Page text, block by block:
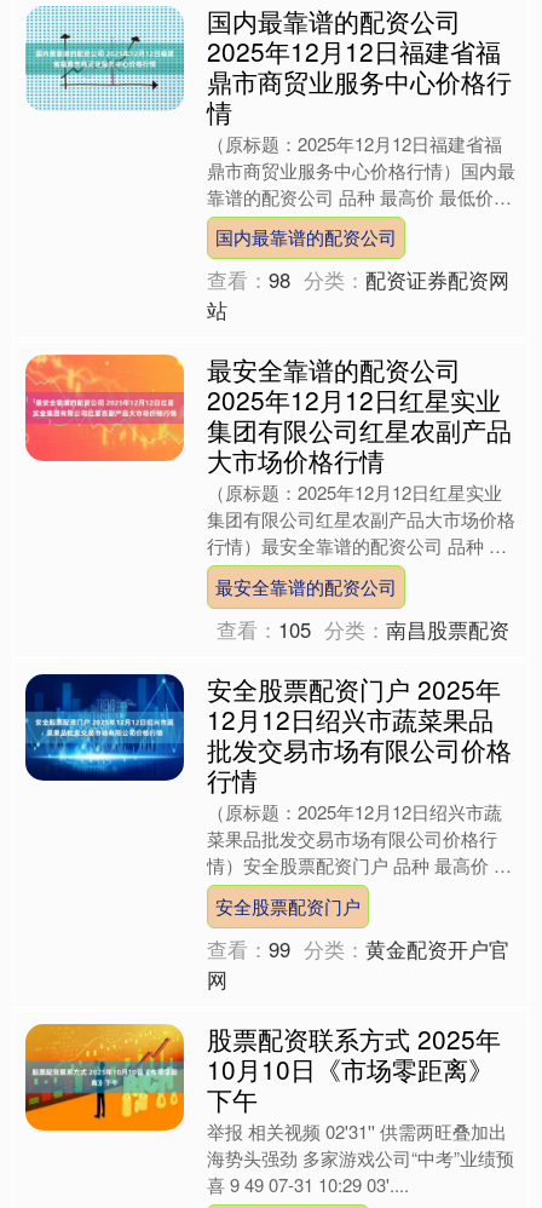
国内最靠谱的配资公司
2025年12月12日福建省福
鼎市商贸业服务中心价格行
情
（原标题：2025年12月12日福建省福
鼎市商贸业服务中心价格行情）国内最
靠谱的配资公司 品种 最高价 最低价
大宗价 大白菜 2.20 1.50 1.80 小....
国内最靠谱的配资公司
查看：98 分类：配资证券配资网
站
最安全靠谱的配资公司
2025年12月12日红星实业
集团有限公司红星农副产品
大市场价格行情
（原标题：2025年12月12日红星实业
集团有限公司红星农副产品大市场价格
行情）最安全靠谱的配资公司 品种 最
高价 最低价 大宗价 面粉 4.20 3.20 3....
最安全靠谱的配资公司
查看： 105 分类：南昌股票配资
安全股票配资门户 2025年
12月12日绍兴市蔬菜果品
批发交易市场有限公司价格
行情
（原标题：2025年12月12日绍兴市蔬
菜果品批发交易市场有限公司价格行
情）安全股票配资门户 品种 最高价 最
低价 大宗价 大白菜 -- -- 2.20 油菜 ....
安全股票配资门户
查看：99 分类：黄金配资开户官
网
股票配资联系方式 2025年
10月10日《市场零距离》
下午
举报 相关视频 02'31'' 供需两旺叠加出
海势头强劲 多家游戏公司“中考”业绩预
喜 9 49 07-31 10:29 03'....